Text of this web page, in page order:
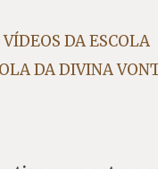
VÍDEOS DA ESCOLA
DA DIVINA